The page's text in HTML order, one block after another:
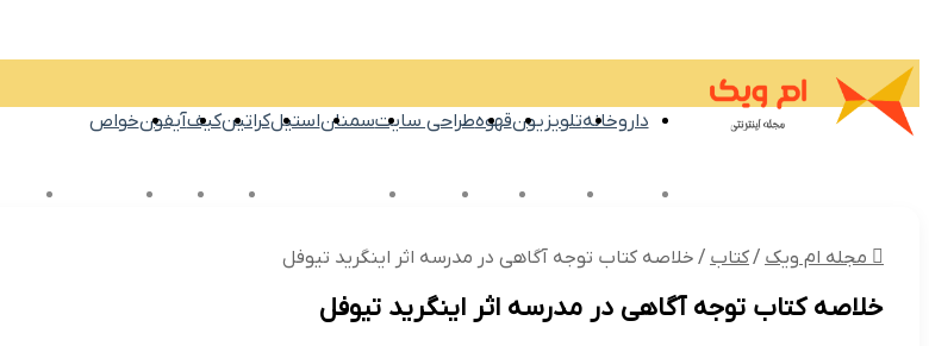
داروخانهتلویزیونقهوهطراحی سایتسمناناستیلکراتینکیفآیفونخواص
بین الملل اقتصادی خانواده تکنولوژی گردشگری و اقامتی ورزشی پزشکی فرهنگ و هنر
مجله ام ویک /کتاب / خلاصه کتاب توجه آگاهی در مدرسه اثر اینگرید تیوفل
خلاصه کتاب توجه آگاهی در مدرسه اثر اینگرید تیوفل